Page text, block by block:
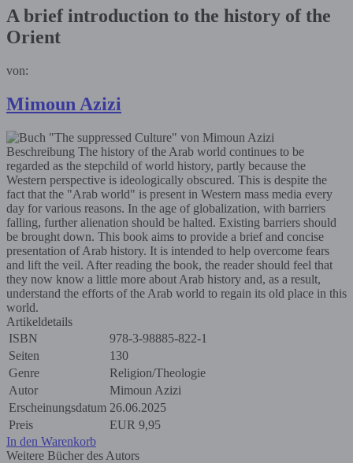
A brief introduction to the history of the
Orient
von:
Mimoun Azizi
Beschreibung The history of the Arab world continues to be
regarded as the stepchild of world history, partly because the
Western perspective is ideologically obscured. This is despite the
fact that the "Arab world" is present in Western mass media every
day for various reasons. In the age of globalization, with barriers
falling, further alienation should be halted. Existing barriers should
be brought down. This book aims to provide a brief and concise
presentation of Arab history. It is intended to help overcome fears
and lift the veil. After reading the book, the reader should feel that
they now know a little more about Arab history and, as a result,
understand the efforts of the Arab world to regain its old place in this
world.
Artikeldetails
ISBN
978-3-98885-822-1
Seiten
130
Genre
Religion/Theologie
Autor
Mimoun Azizi
Erscheinungsdatum 26.06.2025
Preis
EUR 9,95
In den Warenkorb
Weitere Bücher des Autors